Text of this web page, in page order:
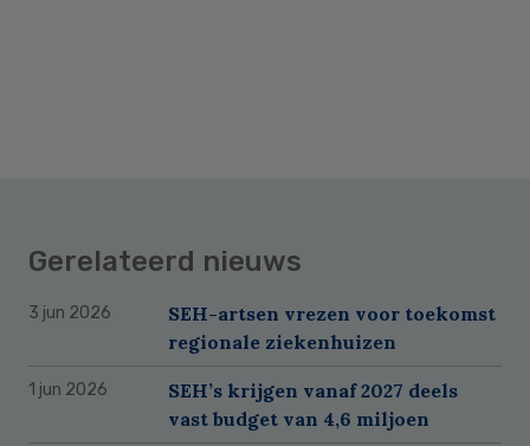
Gerelateerd nieuws
3 jun 2026
SEH-artsen vrezen voor toekomst
regionale ziekenhuizen
1 jun 2026
SEH’s krijgen vanaf 2027 deels
vast budget van 4,6 miljoen